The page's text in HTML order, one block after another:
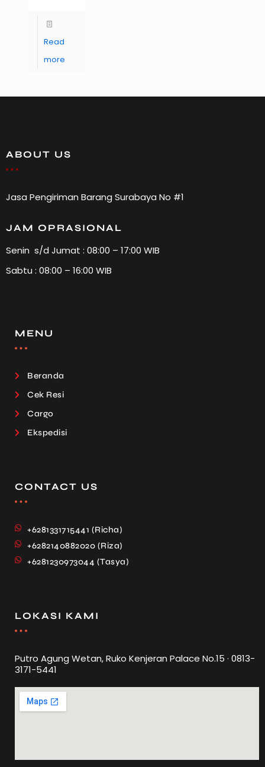
Read
more
ABOUT US
Jasa Pengiriman Barang Surabaya No #1
JAM OPRASIONAL
Senin s/d Jumat : 08:00 – 17:00 WIB
Sabtu : 08:00 – 16:00 WIB
MENU
Beranda
Cek Resi
Cargo
Ekspedisi
CONTACT US
+6281331715441 (Richa)
+6282140882020 (Riza)
+6281230973044 (Tasya)
LOKASI KAMI
Putro Agung Wetan, Ruko Kenjeran Palace No.15 · 0813-
3171-5441